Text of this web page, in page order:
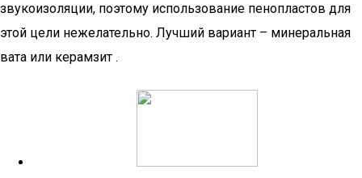
звукоизоляции, поэтому использование пенопластов для
этой цели нежелательно. Лучший вариант – минеральная
вата или керамзит .